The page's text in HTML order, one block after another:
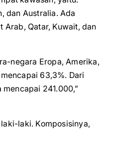
dan Australia. Ada
Qatar, Kuwait, dan
negara Eropa, Amerika,
63,3%. Dari
241.000,”
laki. Komposisinya,